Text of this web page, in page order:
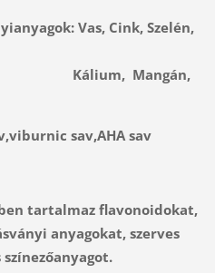
Vas, Cink, Szelén,
sav,AHA sav
tartalmaz flavonoidokat,
anyagokat, szerves